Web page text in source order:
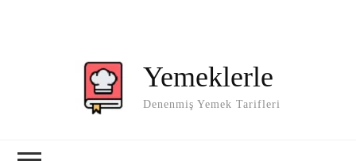
Yemeklerle
Denenmiş Yemek Tarifleri